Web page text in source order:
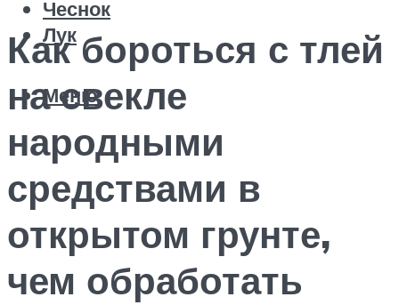
Чеснок
Лук
Меню
Как бороться с тлей
на свекле
народными
средствами в
открытом грунте,
чем обработать